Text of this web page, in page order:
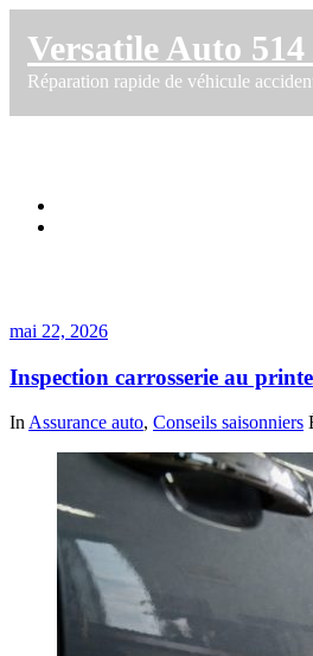
Versatile Auto 514
Réparation rapide de véhicule
mai 22, 2026
Inspection carrosserie au
In Assurance auto, Conseils saisonniers